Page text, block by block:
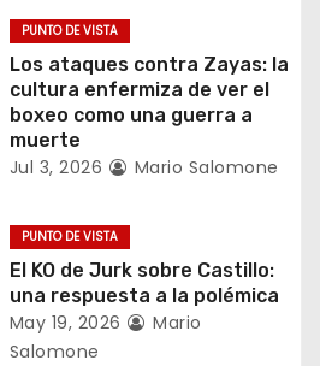
PUNTO DE VISTA
Los ataques contra Zayas: la
cultura enfermiza de ver el
boxeo como una guerra a
muerte
Jul 3, 2026 Mario Salomone
PUNTO DE VISTA
El KO de Jurk sobre Castillo:
una respuesta a la polémica
May 19, 2026
Mario
Salomone